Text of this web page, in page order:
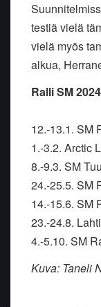
testiä vielä
vielä myös
alkua,
Ralli SM
12.-13.1. SM
1.-3.2. Arctic
8.-9.3. SM
24.-25.5. SM
14.-15.6. SM
23.-24.8.
4.-5.10. SM
Kuva: Taneli